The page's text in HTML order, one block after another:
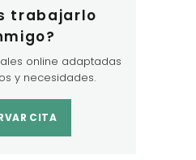
trabajarlo
online adaptadas
y necesidades.
CITA